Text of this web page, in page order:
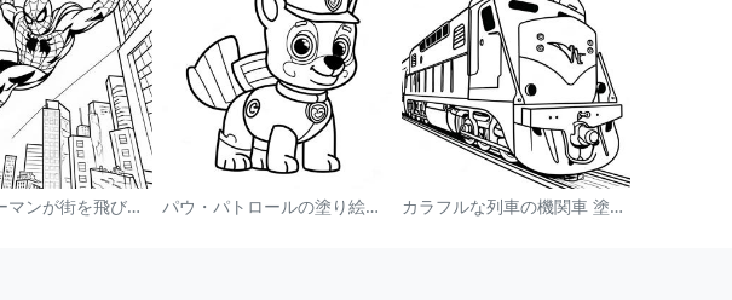
スパイダーマンが街を飛び回る塗り絵 パウ・パトロールの塗り絵：チェイス カラフルな列車の機関車 塗り絵